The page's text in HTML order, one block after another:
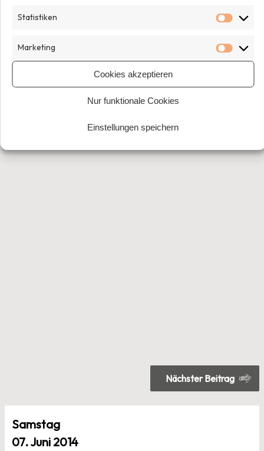
Statistiken
Marketing
Cookies akzeptieren
Nur funktionale Cookies
Einstellungen speichern
Veröffentlicht am Katarina Peranic
Nächster Beitrag
Samstag
07. Juni 2014